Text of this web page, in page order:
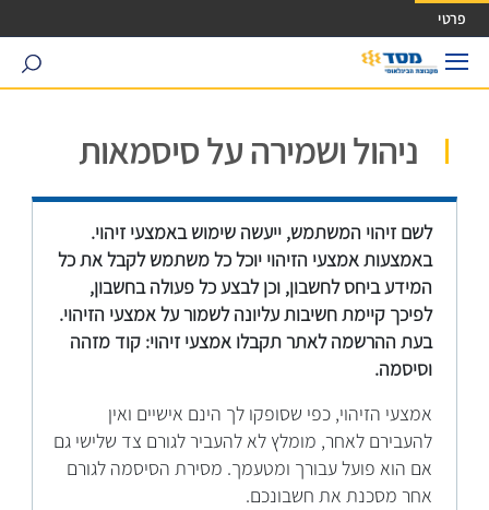
גישה ישירה לכפתור כניסה לחשבונך
פרטי
search
ניהול ושמירה על סיסמאות
לשם זיהוי המשתמש, ייעשה שימוש באמצעי זיהוי.
באמצעות אמצעי הזיהוי יוכל כל משתמש לקבל את כל
המידע ביחס לחשבון, וכן לבצע כל פעולה בחשבון,
לפיכך קיימת חשיבות עליונה לשמור על אמצעי הזיהוי.
בעת ההרשמה לאתר תקבלו אמצעי זיהוי: קוד מזהה
וסיסמה.
אמצעי הזיהוי, כפי שסופקו לך הינם אישיים ואין
להעבירם לאחר, מומלץ לא להעביר לגורם צד שלישי גם
אם הוא פועל עבורך ומטעמך. מסירת הסיסמה לגורם
אחר מסכנת את חשבונכם.